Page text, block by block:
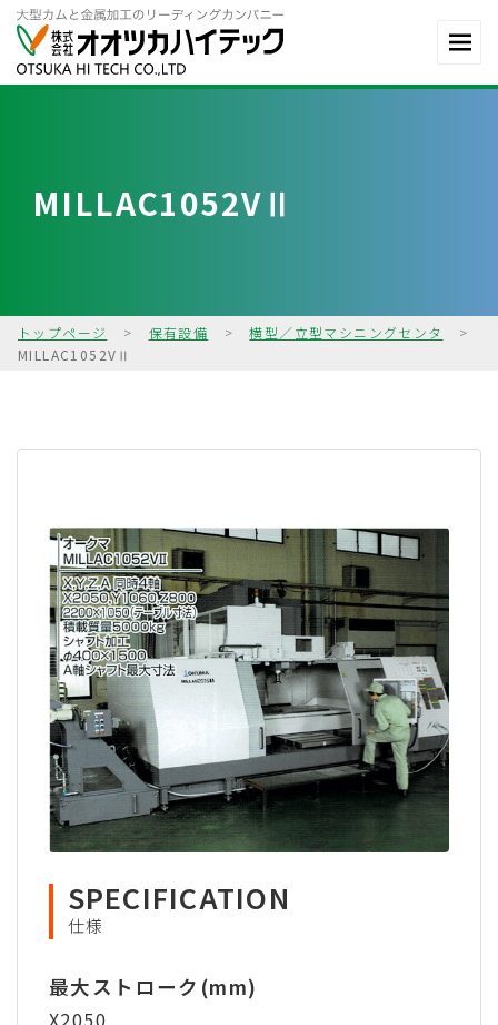
MILLAC1052VⅡ
トップページ > 保有設備 > 横型／立型マシニングセンタ
>
MILLAC1052VⅡ
SPECIFICATION
仕様
最大ストローク(mm)